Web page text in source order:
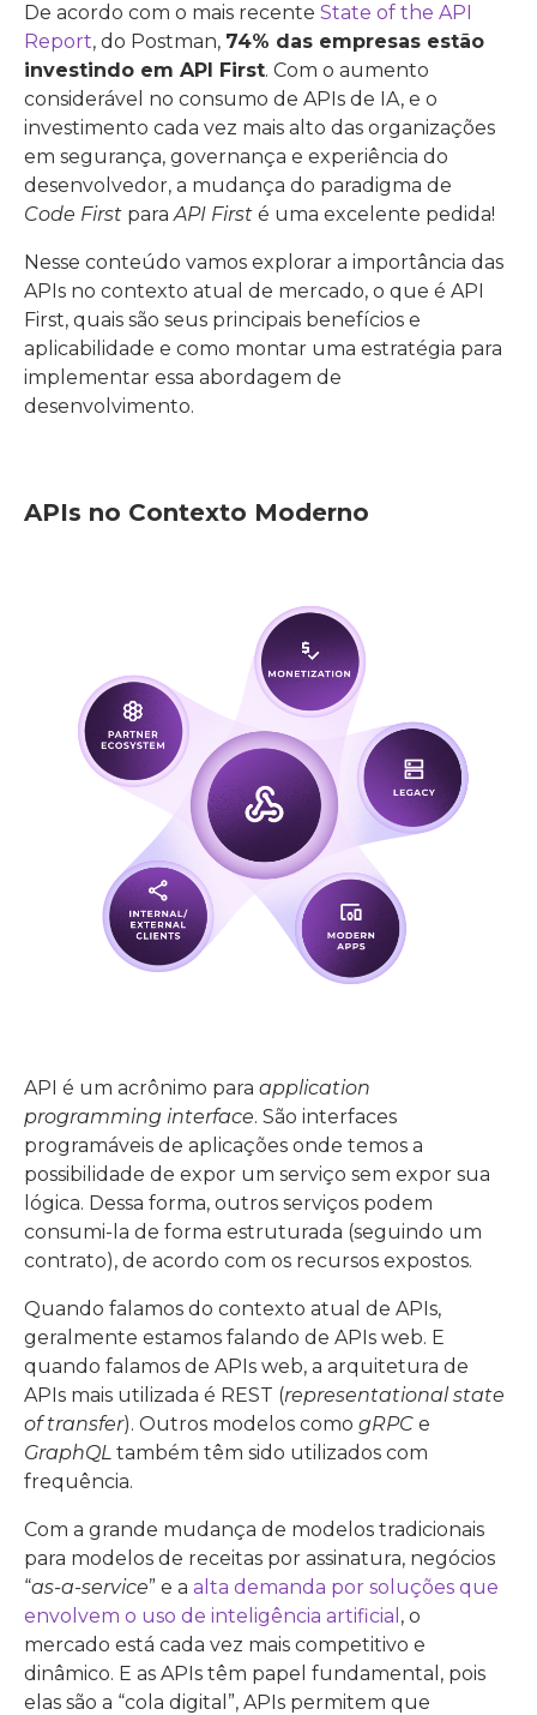
De acordo com o mais recente State of the API
Report, do Postman, 74% das empresas estão
investindo em API First. Com o aumento
considerável no consumo de APIs de IA, e o
investimento cada vez mais alto das organizações
em segurança, governança e experiência do
desenvolvedor, a mudança do paradigma de
Code First paraAPI First é uma excelente pedida!
Nesse conteúdo vamos explorar a importância das
APIs no contexto atual de mercado, o que é API
First, quais são seus principais benefícios e
aplicabilidade e como montar uma estratégia para
implementar essa abordagem de
desenvolvimento.
APIs no Contexto Moderno
API é um acrônimo para application
programming interface. São interfaces
programáveis de aplicações onde temos a
possibilidade de expor um serviço sem expor sua
lógica. Dessa forma, outros serviços podem
consumi-la de forma estruturada (seguindo um
contrato), de acordo com os recursos expostos.
Quando falamos do contexto atual de APIs,
geralmente estamos falando de APIs web. E
quando falamos de APIs web, a arquitetura de
APIs mais utilizada é REST (representational state
of transfer). Outros modelos como gRPC e
GraphQL também têm sido utilizados com
frequência.
Com a grande mudança de modelos tradicionais
para modelos de receitas por assinatura, negócios
“as-a-service” e a alta demanda por soluções que
envolvem o uso de inteligência artificial , o
mercado está cada vez mais competitivo e
dinâmico. E as APIs têm papel fundamental, pois
elas são a “cola digital”, APIs permitem que